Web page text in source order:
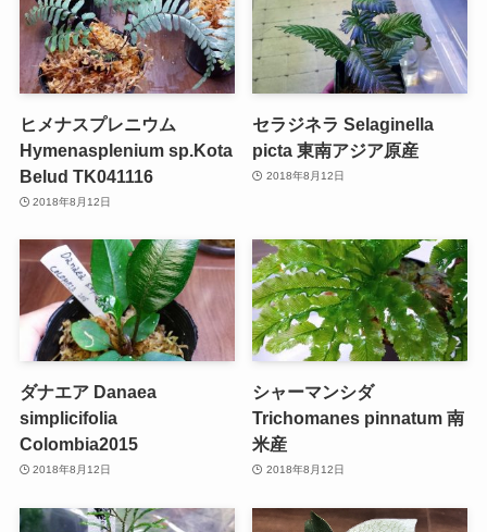
ヒメナスプレニウム
Hymenasplenium sp.Kota
Belud TK041116
2018年8月12日
セラジネラ Selaginella
picta 東南アジア原産
2018年8月12日
ダナエア Danaea
simplicifolia
Colombia2015
2018年8月12日
シャーマンシダ
Trichomanes pinnatum 南
米産
2018年8月12日